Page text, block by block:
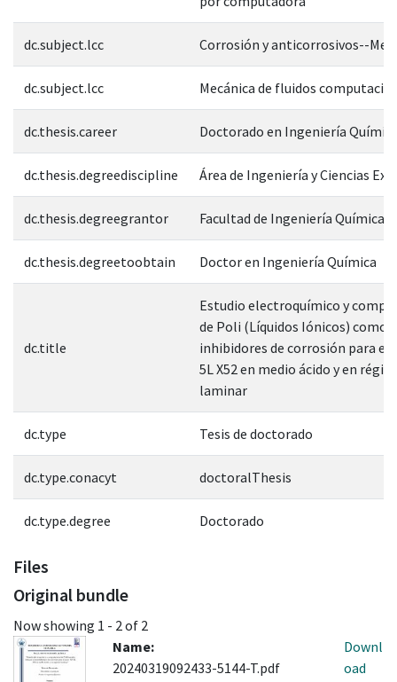
dc.subject.lcc Corrosión y anticorrosivos--
dc.subject.lcc Mecánica de fluidos
dc.thesis.career Doctorado en Ingeniería
dc.thesis.degreediscipline Área de Ingeniería y Ciencias
dc.thesis.degreegrantor Facultad de Ingeniería Química
dc.thesis.degreetoobtain Doctor en Ingeniería Química
dc.title
Estudio electroquímico y
de Poli (Líquidos Iónicos) como
inhibidores de corrosión para el
5L X52 en medio ácido y en
laminar
dc.type Tesis de doctorado
dc.type.conacyt doctoralThesis
dc.type.degree Doctorado
Files
Original bundle
Now showing 1 - 2 of 2
Name:
20240319092433-5144-T.pdf
Downl
oad